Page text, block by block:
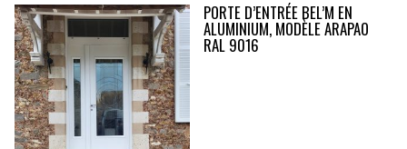
PORTE D’ENTRÉE BEL’M EN
ALUMINIUM, MODÈLE ARAPAO
RAL 9016